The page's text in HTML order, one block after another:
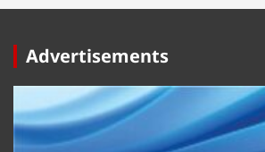
Advertisements